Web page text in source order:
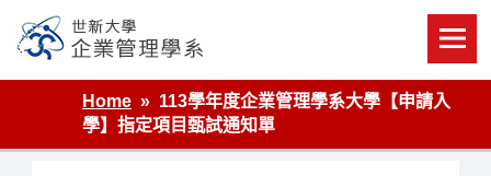
content
世新大學企業管理學系
Home
113學年度企業管理學系大學【申請入
學】指定項目甄試通知單